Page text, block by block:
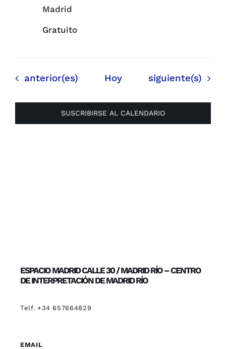
Madrid
Gratuito
Eventos
anterior(es) Hoy Eventos
siguiente(s)
SUSCRIBIRSE AL CALENDARIO
ESPACIO MADRID CALLE 30 / MADRID RÍO – CENTRO
DE INTERPRETACIÓN DE MADRID RÍO
Telf. +34 657664829
EMAIL